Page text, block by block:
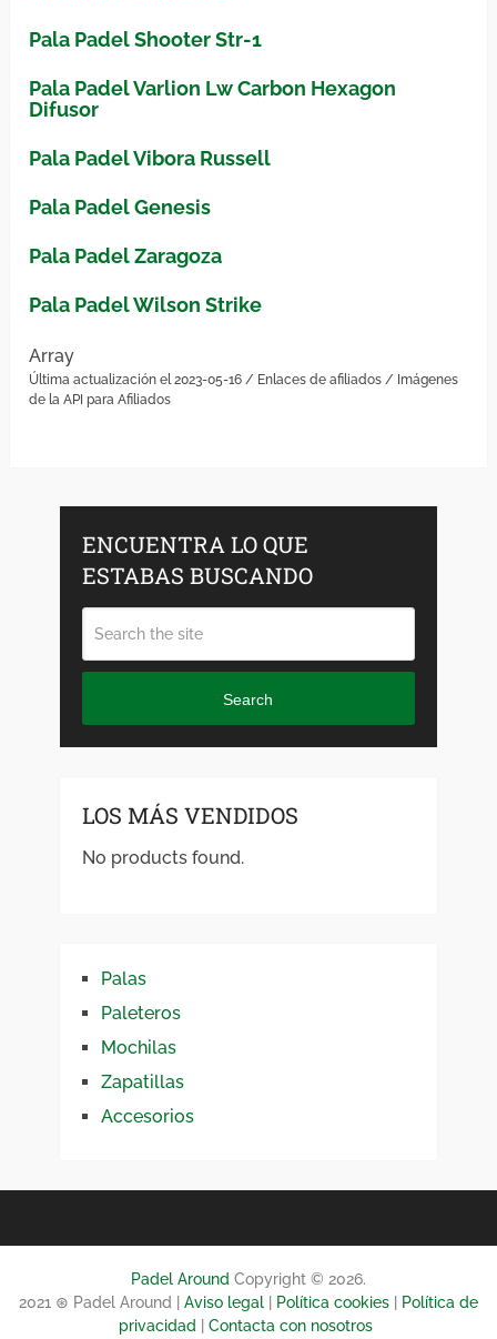
Pala Padel Shooter Str-1
Pala Padel Varlion Lw Carbon Hexagon
Difusor
Pala Padel Vibora Russell
Pala Padel Genesis
Pala Padel Zaragoza
Pala Padel Wilson Strike
Array
Última actualización el 2023-05-16 / Enlaces de afiliados / Imágenes
de la API para Afiliados
ENCUENTRA LO QUE
ESTABAS BUSCANDO
Search
LOS MÁS VENDIDOS
No products found.
Palas
Paleteros
Mochilas
Zapatillas
Accesorios
Padel AroundCopyright © 2026.
2021 ⊛ Padel Around |
Aviso legal| Política cookies|
Política de
privacidad |Contacta con nosotros